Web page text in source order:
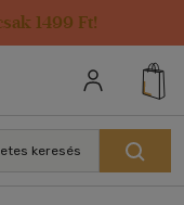
1499 Ft!
keresés